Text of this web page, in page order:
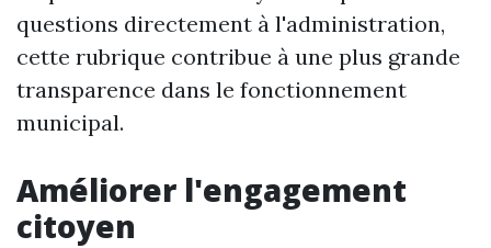
questions directement à l'administration,
cette rubrique contribue à une plus grande
transparence dans le fonctionnement
municipal.
Améliorer l'engagement
citoyen